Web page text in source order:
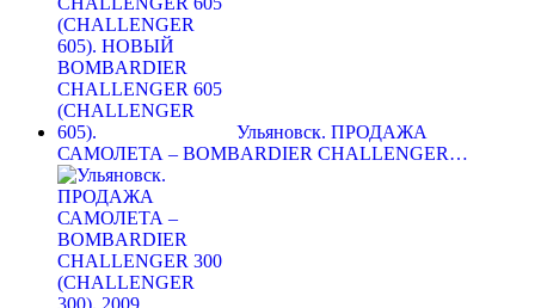
Ульяновск. ПРОДАЖА
САМОЛЕТА – BOMBARDIER CHALLENGER…